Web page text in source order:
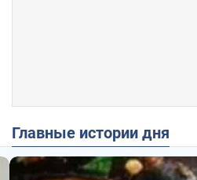
Главные истории дня